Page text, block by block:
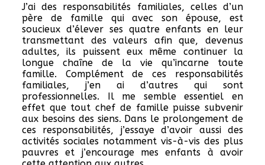
J’ai des responsabilités familiales, celles d’un
père de famille qui avec son épouse, est
soucieux d’élever ses quatre enfants en leur
transmettant des valeurs afin que, devenus
adultes, ils puissent eux même continuer la
longue chaîne de la vie qu’incarne toute
famille. Complément de ces responsabilités
familiales, j’en ai d’autres qui sont
professionnelles. Il me semble essentiel en
effet que tout chef de famille puisse subvenir
aux besoins des siens. Dans le prolongement de
ces responsabilités, j’essaye d’avoir aussi des
activités sociales notamment vis-à-vis des plus
pauvres et j’encourage mes enfants à avoir